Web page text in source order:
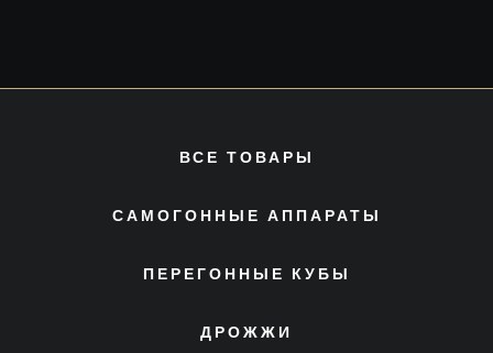
ВСЕ ТОВАРЫ
САМОГОННЫЕ АППАРАТЫ
ПЕРЕГОННЫЕ КУБЫ
ДРОЖЖИ